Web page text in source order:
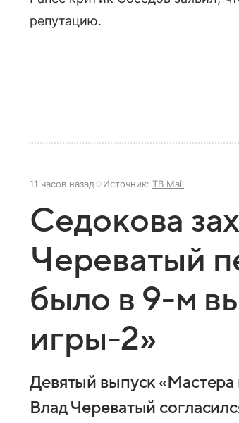
репутацию.
11 часов назад Источник: ТВ Mail
Седокова
Череватый
было в 9-м
игры-2»
Девятый выпуск «Мастера
Влад Череватый